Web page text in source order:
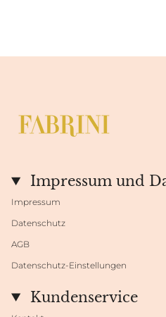
Impressum und
Impressum
Datenschutz
AGB
Datenschutz-Einstellungen
Kundenservice